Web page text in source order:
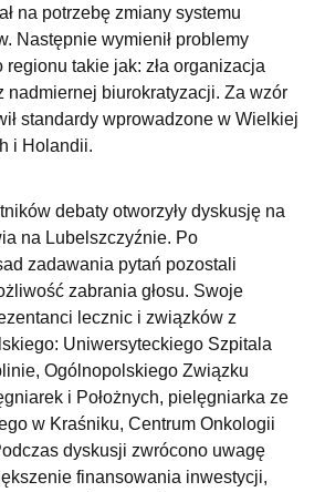
na potrzebę zmiany systemu
Następnie wymienił problemy
takie jak: zła organizacja
nadmiernej biurokratyzacji. Za wzór
standardy wprowadzone w Wielkiej
i Holandii.
debaty otworzyły dyskusję na
na Lubelszczyźnie. Po
zadawania pytań pozostali
zabrania głosu. Swoje
lecznic i związków z
Uniwersyteckiego Szpitala
Ogólnopolskiego Związku
i Położnych, pielęgniarka ze
w Kraśniku, Centrum Onkologii
dyskusji zwrócono uwagę
finansowania inwestycji,